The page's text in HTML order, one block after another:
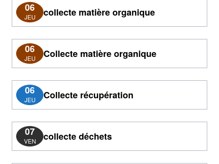
06
JEU collecte matière organique
06
JEU Collecte matière organique
06
JEU Collecte récupération
07
VEN collecte déchets